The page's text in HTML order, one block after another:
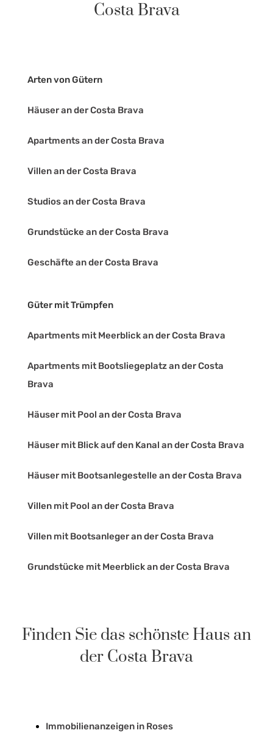
Costa Brava
Arten von Gütern
Häuser an der Costa Brava
Apartments an der Costa Brava
Villen an der Costa Brava
Studios an der Costa Brava
Grundstücke an der Costa Brava
Geschäfte an der Costa Brava
Güter mit Trümpfen
Apartments mit Meerblick an der Costa Brava
Apartments mit Bootsliegeplatz an der Costa
Brava
Häuser mit Pool an der Costa Brava
Häuser mit Blick auf den Kanal an der Costa Brava
Häuser mit Bootsanlegestelle an der Costa Brava
Villen mit Pool an der Costa Brava
Villen mit Bootsanleger an der Costa Brava
Grundstücke mit Meerblick an der Costa Brava
Finden Sie das schönste Haus an
der Costa Brava
Immobilienanzeigen in Roses